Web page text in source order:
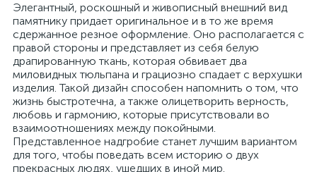
Элегантный, роскошный и живописный внешний вид
памятнику придает оригинальное и в то же время
сдержанное резное оформление. Оно располагается с
правой стороны и представляет из себя белую
драпированную ткань, которая обвивает два
миловидных тюльпана и грациозно спадает с верхушки
изделия. Такой дизайн способен напомнить о том, что
жизнь быстротечна, а также олицетворить верность,
любовь и гармонию, которые присутствовали во
взаимоотношениях между покойными.
Представленное надгробие станет лучшим вариантом
для того, чтобы поведать всем историю о двух
прекрасных людях, ушедших в иной мир.